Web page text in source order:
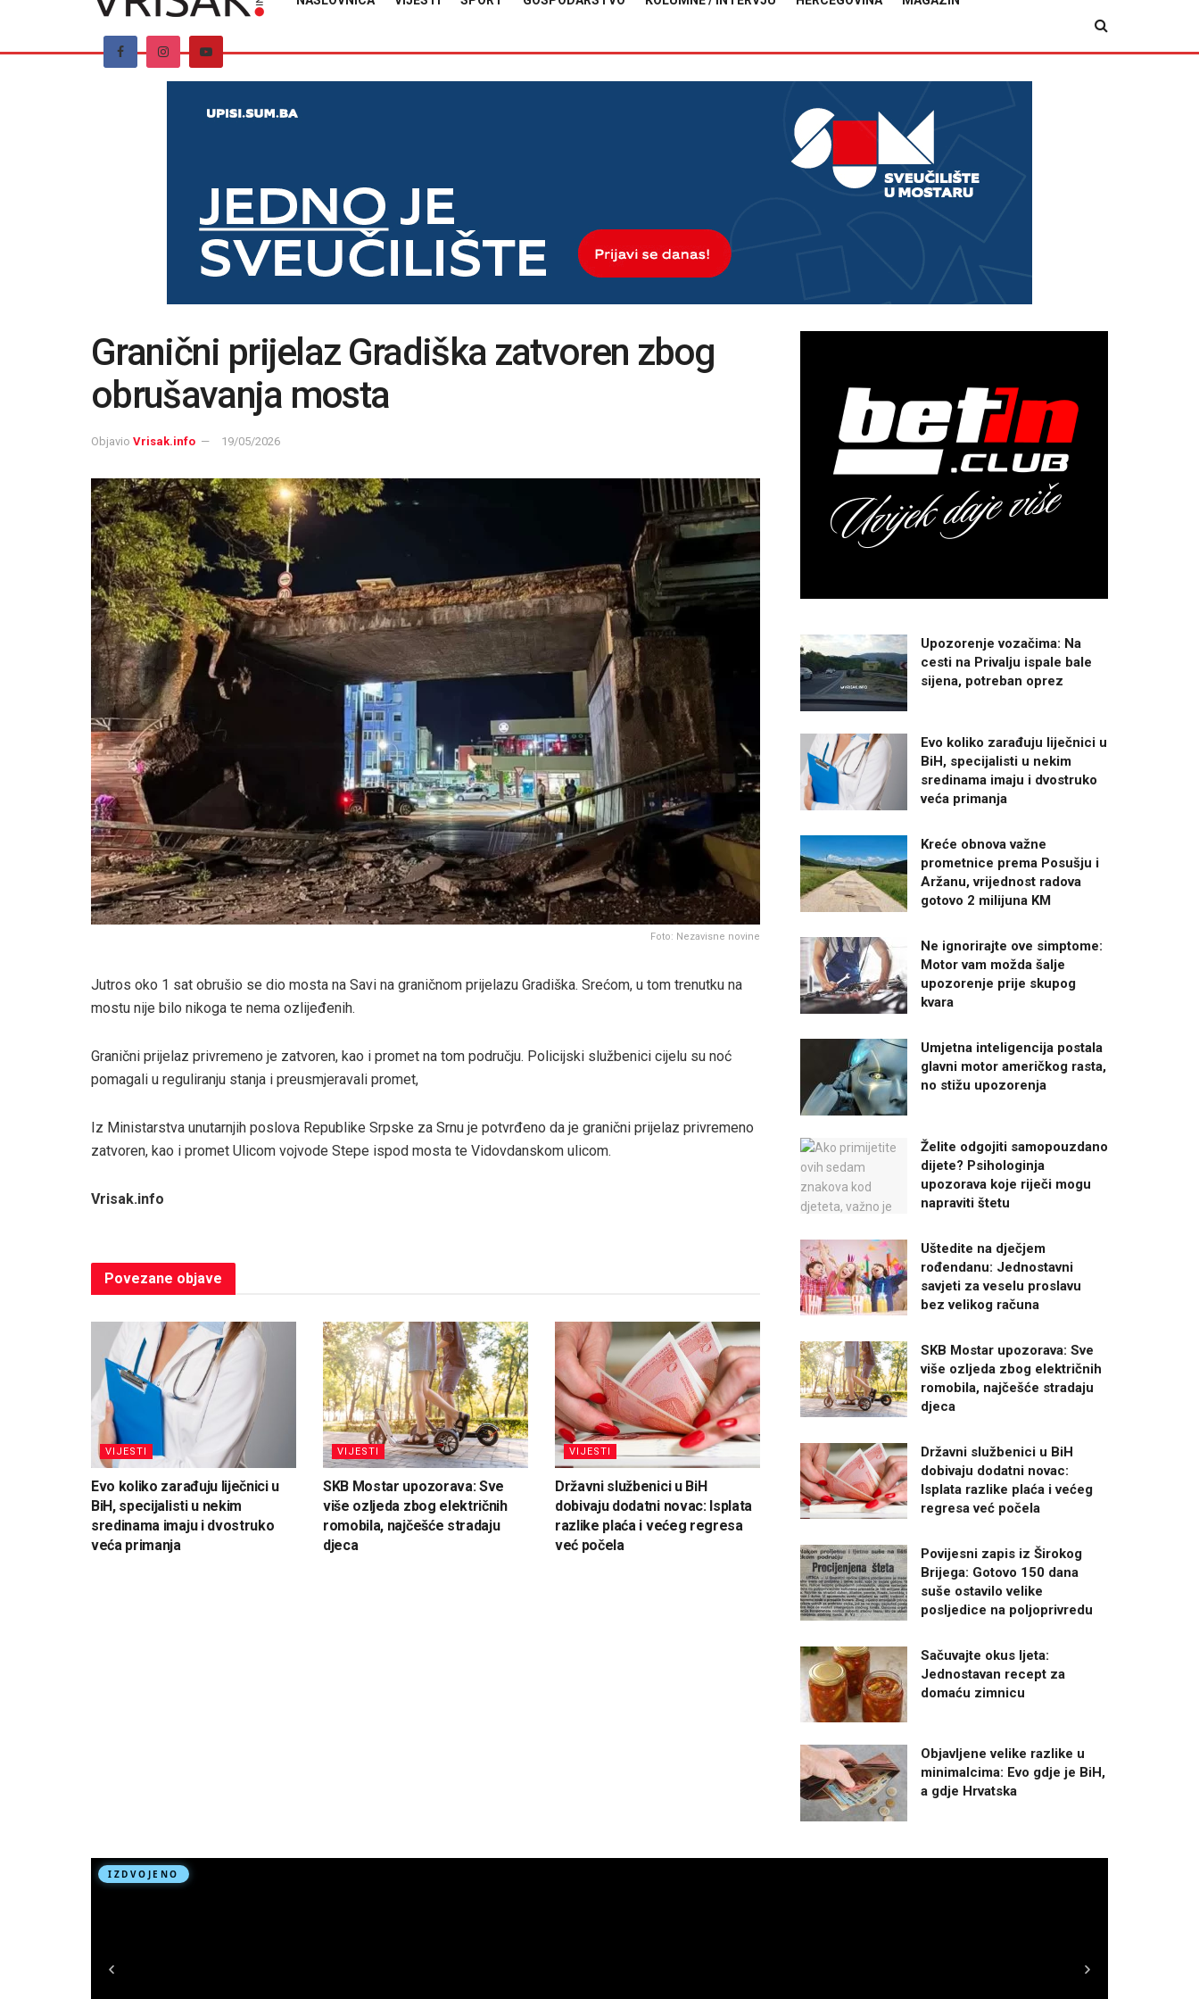
Granični prijelaz Gradiška zatvoren zbog
obrušavanja mosta
Objavio Vrisak.info 19/05/2026
Foto: Nezavisne novine
Jutros oko 1 sat obrušio se dio mosta na Savi na graničnom prijelazu Gradiška. Srećom, u tom trenutku na
mostu nije bilo nikoga te nema ozlijeđenih.
Granični prijelaz privremeno je zatvoren, kao i promet na tom području. Policijski službenici cijelu su noć
pomagali u reguliranju stanja i preusmjeravali promet,
Iz Ministarstva unutarnjih poslova Republike Srpske za Srnu je potvrđeno da je granični prijelaz privremeno
zatvoren, kao i promet Ulicom vojvode Stepe ispod mosta te Vidovdanskom ulicom.
Vrisak.info
Povezane objave
VIJESTI
Evo koliko zarađuju liječnici u
BiH, specijalisti u nekim
sredinama imaju i dvostruko
veća primanja
VIJESTI
SKB Mostar upozorava: Sve
više ozljeda zbog električnih
romobila, najčešće stradaju
djeca
VIJESTI
Državni službenici u BiH
dobivaju dodatni novac: Isplata
razlike plaća i većeg regresa
već počela
Upozorenje vozačima: Na
cesti na Privalju ispale bale
sijena, potreban oprez
Evo koliko zarađuju liječnici u
BiH, specijalisti u nekim
sredinama imaju i dvostruko
veća primanja
Kreće obnova važne
prometnice prema Posušju i
Aržanu, vrijednost radova
gotovo 2 milijuna KM
Ne ignorirajte ove simptome:
Motor vam možda šalje
upozorenje prije skupog
kvara
Umjetna inteligencija postala
glavni motor američkog rasta,
no stižu upozorenja
Želite odgojiti samopouzdano
dijete? Psihologinja
upozorava koje riječi mogu
napraviti štetu
Uštedite na dječjem
rođendanu: Jednostavni
savjeti za veselu proslavu
bez velikog računa
SKB Mostar upozorava: Sve
više ozljeda zbog električnih
romobila, najčešće stradaju
djeca
Državni službenici u BiH
dobivaju dodatni novac:
Isplata razlike plaća i većeg
regresa već počela
Povijesni zapis iz Širokog
Brijega: Gotovo 150 dana
suše ostavilo velike
posljedice na poljoprivredu
Sačuvajte okus ljeta:
Jednostavan recept za
domaću zimnicu
Objavljene velike razlike u
minimalcima: Evo gdje je BiH,
a gdje Hrvatska